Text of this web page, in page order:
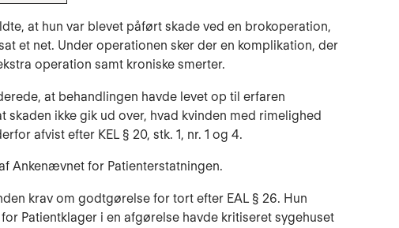
at hun var blevet påført skade ved en brokoperation,
et net. Under operationen sker der en komplikation, der
operation samt kroniske smerter.
at behandlingen havde levet op til erfaren
skaden ikke gik ud over, hvad kvinden med rimelighed
afvist efter KEL § 20, stk. 1, nr. 1 og 4.
Ankenævnet for Patienterstatningen.
krav om godtgørelse for tort efter EAL § 26. Hun
Patientklager i en afgørelse havde kritiseret sygehuset